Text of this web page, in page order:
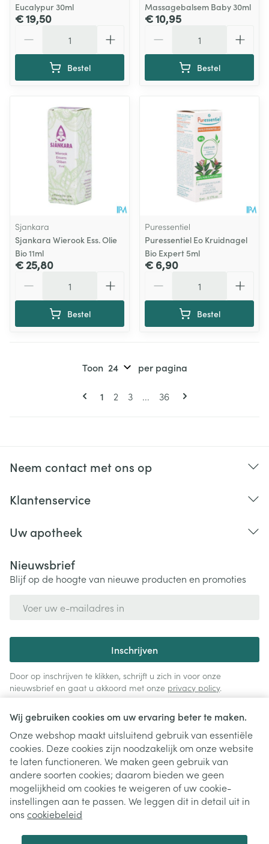
Wij gebruiken cookies om uw ervaring beter te maken.
Onze webshop maakt uitsluitend gebruik van essentiële
cookies. Deze cookies zijn noodzakelijk om onze website
te laten functioneren. We maken geen gebruik van
andere soorten cookies; daarom bieden we geen
mogelijkheid om cookies te weigeren of uw cookie-
instellingen aan te passen. We leggen dit in detail uit in
ons cookiebeleid
Eucalypur 30ml
€ 19,50
Bestel
Massagebalsem Baby 30ml
€ 10,95
Bestel
Sjankara
Sjankara Wierook Ess. Olie
Bio 11ml
€ 25,80
Bestel
Puressentiel
Puressentiel Eo Kruidnagel
Bio Expert 5ml
€ 6,90
Bestel
Pagina's
U lees momenteel pagina
1 Pagina
2 Pagina
3 ... Pagina
36
Toon per pagina
Neem contact met ons op
Klantenservice
Uw apotheek
Nieuwsbrief
Blijf op de hoogte van nieuwe producten en promoties
Inschrijven
Door op inschrijven te klikken, schrijft u zich in voor onze
nieuwsbrief en gaat u akkoord met onze privacy policy.
Juridische links